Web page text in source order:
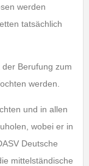
werden
tatsächlich
Berufung zum
werden.
und in allen
wobei er in
Deutsche
mittelständische